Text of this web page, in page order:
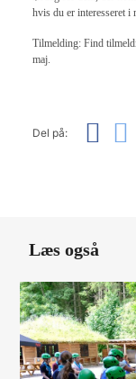
hvis du er interesseret i
Tilmelding: Find
maj.
Del på:
Læs også